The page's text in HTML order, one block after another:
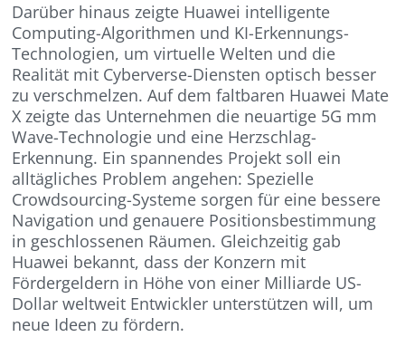
Darüber hinaus zeigte Huawei intelligente
Computing-Algorithmen und KI-Erkennungs-
Technologien, um virtuelle Welten und die
Realität mit Cyberverse-Diensten optisch besser
zu verschmelzen. Auf dem faltbaren Huawei Mate
X zeigte das Unternehmen die neuartige 5G mm
Wave-Technologie und eine Herzschlag-
Erkennung. Ein spannendes Projekt soll ein
alltägliches Problem angehen: Spezielle
Crowdsourcing-Systeme sorgen für eine bessere
Navigation und genauere Positionsbestimmung
in geschlossenen Räumen. Gleichzeitig gab
Huawei bekannt, dass der Konzern mit
Fördergeldern in Höhe von einer Milliarde US-
Dollar weltweit Entwickler unterstützen will, um
neue Ideen zu fördern.